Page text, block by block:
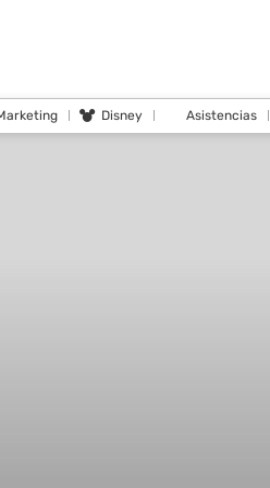
Disney Asistencias